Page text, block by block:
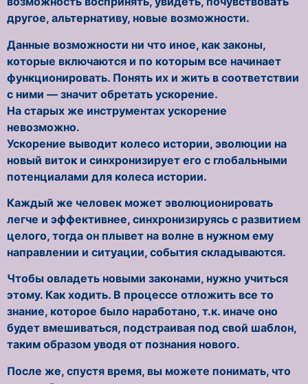
другое, альтернативу, новые возможности.
Данные возможности ни что иное, как законы,
которые включаются и по которым все начинает
функционировать. Понять их и жить в соответствии
с ними — значит обретать ускорение.
На старых же инструментах ускорение
невозможно.
Ускорение выводит колесо истории, эволюции на
новый виток и синхронизирует его с глобальными
потенциалами для колеса истории.
Каждый же человек может эволюционировать
легче и эффективнее, синхронизируясь с развитием
целого, тогда он плывет на волне в нужном ему
направлении и ситуации, события складываются.
Чтобы овладеть новыми законами, нужно учиться
этому. Как ходить. В процессе отложить все то
знание, которое было наработано, т.к. иначе оно
будет вмешиваться, подстраивая под свой шаблон,
таким образом уводя от познания нового.
После же, спустя время, вы можете понимать, что